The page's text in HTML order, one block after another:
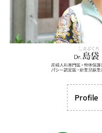
Profile